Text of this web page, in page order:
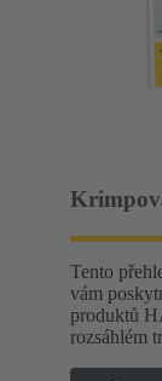
Tento
vám
produktů
rozsáhlém